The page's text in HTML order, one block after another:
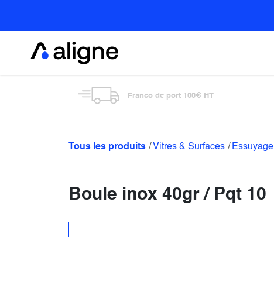
Franco de port 100€ HT
Tous les produits Vitres & Surfaces Essuyage
Boule inox 40gr / Pqt 10